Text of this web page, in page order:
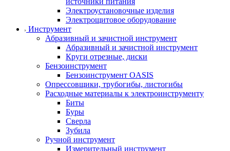
Электроустановочные изделия
Электрощитовое оборудование
Инструмент
Абразивный и зачистной инструмент
Абразивный и зачистной инструмент
Круги отрезные, диски
Бензоинструмент
Бензоинструмент OASIS
Опрессовщики, трубогибы, листогибы
Расходные материалы к электроинструменту
Биты
Буры
Сверла
Зубила
Ручной инструмент
Измерительный инструмент